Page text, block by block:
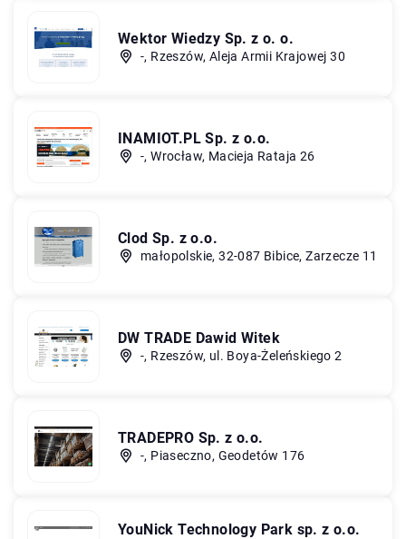
Wektor Wiedzy Sp. z o. o.
-, Rzeszów, Aleja Armii Krajowej 30
INAMIOT.PL Sp. z o.o.
-, Wrocław, Macieja Rataja 26
Clod Sp. z o.o.
małopolskie, 32-087 Bibice, Zarzecze 11
DW TRADE Dawid Witek
-, Rzeszów, ul. Boya-Żeleńskiego 2
TRADEPRO Sp. z o.o.
-, Piaseczno, Geodetów 176
YouNick Technology Park sp. z o.o.